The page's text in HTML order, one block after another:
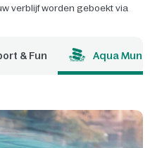
verblijf worden geboekt via
& Fun Aqua